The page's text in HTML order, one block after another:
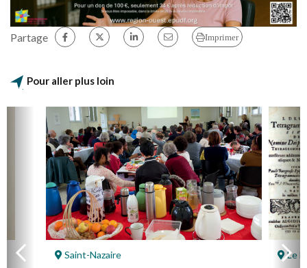
Partage Imprimer
Pour aller plus loin
Saint-Nazaire Le